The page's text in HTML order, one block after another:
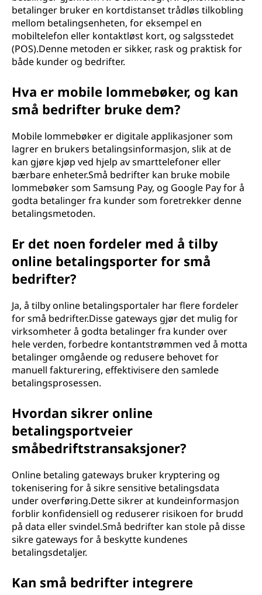
betalinger bruker en kortdistanset trådløs tilkobling
mellom betalingsenheten, for eksempel en
mobiltelefon eller kontaktløst kort, og salgsstedet
(POS).Denne metoden er sikker, rask og praktisk for
både kunder og bedrifter.
Hva er mobile lommebøker, og kan
små bedrifter bruke dem?
Mobile lommebøker er digitale applikasjoner som
lagrer en brukers betalingsinformasjon, slik at de
kan gjøre kjøp ved hjelp av smarttelefoner eller
bærbare enheter.Små bedrifter kan bruke mobile
lommebøker som Samsung Pay, og Google Pay for å
godta betalinger fra kunder som foretrekker denne
betalingsmetoden.
Er det noen fordeler med å tilby
online betalingsporter for små
bedrifter?
Ja, å tilby online betalingsportaler har flere fordeler
for små bedrifter.Disse gateways gjør det mulig for
virksomheter å godta betalinger fra kunder over
hele verden, forbedre kontantstrømmen ved å motta
betalinger omgående og redusere behovet for
manuell fakturering, effektivisere den samlede
betalingsprosessen.
Hvordan sikrer online
betalingsportveier
småbedriftstransaksjoner?
Online betaling gateways bruker kryptering og
tokenisering for å sikre sensitive betalingsdata
under overføring.Dette sikrer at kundeinformasjon
forblir konfidensiell og reduserer risikoen for brudd
på data eller svindel.Små bedrifter kan stole på disse
sikre gateways for å beskytte kundenes
betalingsdetaljer.
Kan små bedrifter integrere